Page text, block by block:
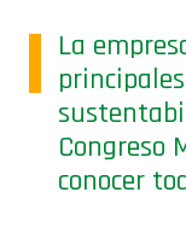
Congreso
conocer